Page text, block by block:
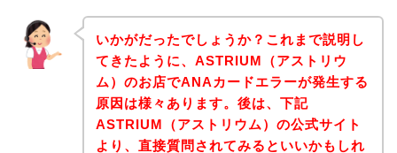
いかがだったでしょうか？これまで説明し
てきたように、ASTRIUM（アストリウ
ム）のお店でANAカードエラーが発生する
原因は様々あります。後は、下記
ASTRIUM（アストリウム）の公式サイト
より、直接質問されてみるといいかもしれ